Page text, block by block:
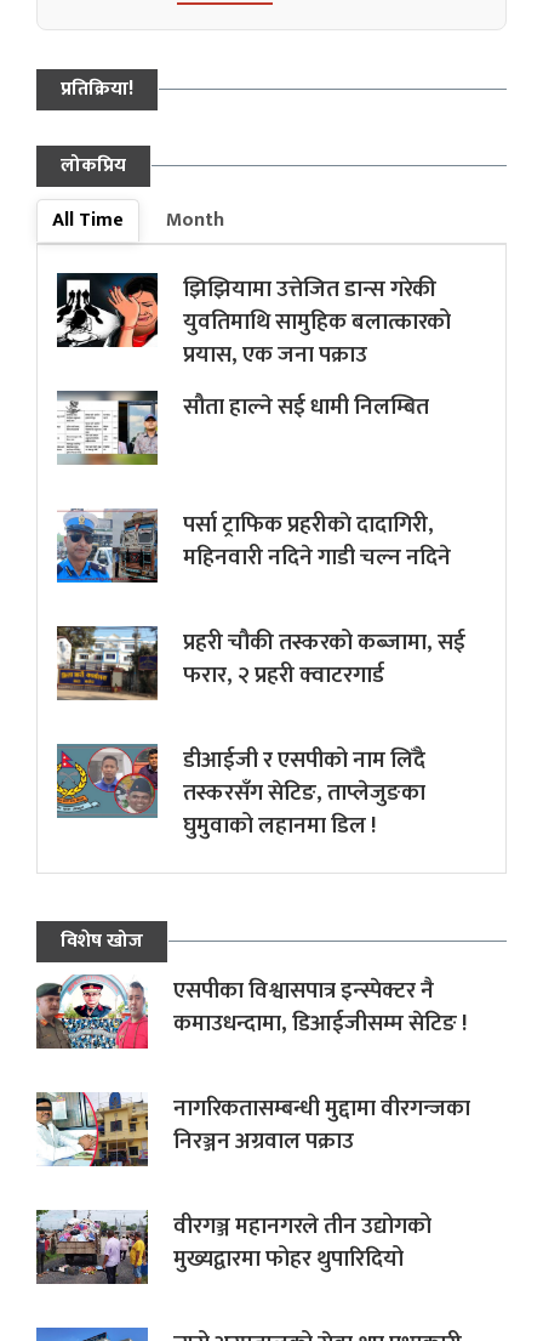
प्रतिक्रिया!
लोकप्रिय
All Time
Month
झिझियामा उत्तेजित डान्स गरेकी
युवतिमाथि सामुहिक बलात्कारको
प्रयास, एक जना पक्राउ
सौता हाल्ने सई धामी निलम्बित
पर्सा ट्राफिक प्रहरीकाे दादागिरी,
महिनवारी नदिने गाडी चल्न नदिने
प्रहरी चौकी तस्करको कब्जामा, सई
फरार, २ प्रहरी क्वाटरगार्ड
डीआईजी र एसपीको नाम लिँदै
तस्करसँग सेटिङ, ताप्लेजुङका
घुमुवाको लहानमा डिल !
विशेष खोज
एसपीका विश्वासपात्र इन्स्पेक्टर नै
कमाउधन्दामा, डिआईजीसम्म सेटिङ !
नागरिकतासम्बन्धी मुद्दामा वीरगन्जका
निरञ्जन अग्रवाल पक्राउ
वीरगञ्ज महानगरले तीन उद्योगको
मुख्यद्वारमा फोहर थुपारिदियो